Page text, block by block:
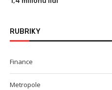
RUBRIKY
Finance
Metropole